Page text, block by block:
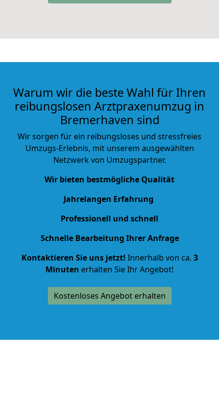
Warum wir die beste Wahl für Ihren
reibungslosen Arztpraxenumzug in
Bremerhaven sind
Wir sorgen für ein reibungsloses und stressfreies
Umzugs-Erlebnis, mit unserem ausgewählten
Netzwerk von Umzugspartner.
Wir bieten bestmögliche Qualität
Jahrelangen Erfahrung
Professionell und schnell
Schnelle Bearbeitung Ihrer Anfrage
Kontaktieren Sie uns jetzt! Innerhalb von ca. 3
Minuten erhalten Sie Ihr Angebot!
Kostenloses Angebot erhalten